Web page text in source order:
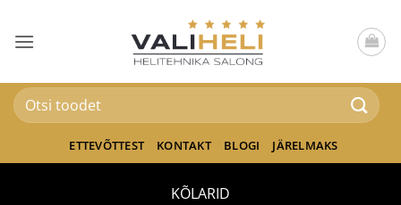
content
Otsi:
ETTEVÕTTEST KONTAKT BLOGI JÄRELMAKS
KÕLARID